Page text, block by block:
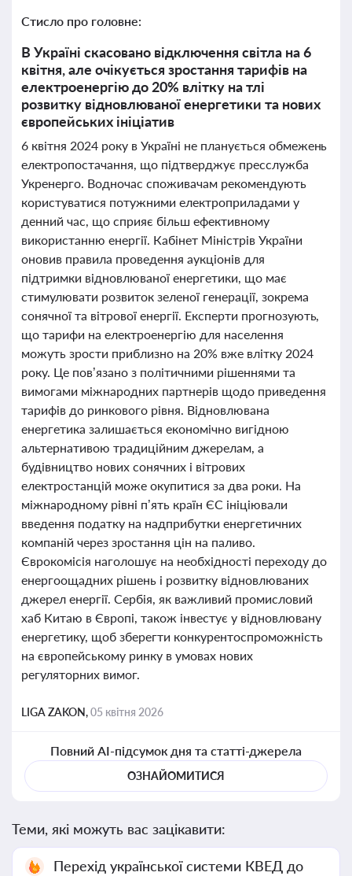
Стисло про головне:
В Україні скасовано відключення світла на 6
квітня, але очікується зростання тарифів на
електроенергію до 20% влітку на тлі
розвитку відновлюваної енергетики та нових
європейських ініціатив
6 квітня 2024 року в Україні не планується обмежень
електропостачання, що підтверджує пресслужба
Укренерго. Водночас споживачам рекомендують
користуватися потужними електроприладами у
денний час, що сприяє більш ефективному
використанню енергії. Кабінет Міністрів України
оновив правила проведення аукціонів для
підтримки відновлюваної енергетики, що має
стимулювати розвиток зеленої генерації, зокрема
сонячної та вітрової енергії. Експерти прогнозують,
що тарифи на електроенергію для населення
можуть зрости приблизно на 20% вже влітку 2024
року. Це пов’язано з політичними рішеннями та
вимогами міжнародних партнерів щодо приведення
тарифів до ринкового рівня. Відновлювана
енергетика залишається економічно вигідною
альтернативою традиційним джерелам, а
будівництво нових сонячних і вітрових
електростанцій може окупитися за два роки. На
міжнародному рівні п’ять країн ЄС ініціювали
введення податку на надприбутки енергетичних
компаній через зростання цін на паливо.
Єврокомісія наголошує на необхідності переходу до
енергоощадних рішень і розвитку відновлюваних
джерел енергії. Сербія, як важливий промисловий
хаб Китаю в Європі, також інвестує у відновлювану
енергетику, щоб зберегти конкурентоспроможність
на європейському ринку в умовах нових
регуляторних вимог.
LIGA ZAKON,05 квітня 2026
Повний AI-підсумок дня та статті-джерела
ОЗНАЙОМИТИСЯ
Теми, які можуть вас зацікавити:
Перехід української системи КВЕД до